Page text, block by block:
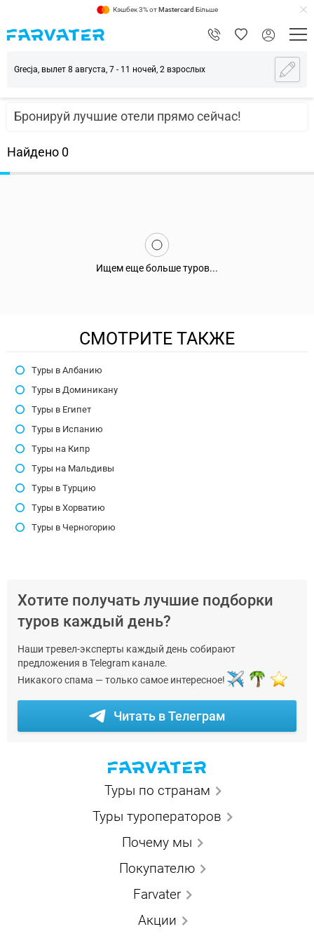
Кэшбек 3% отMastercard Більше
Grecja, вылет 8 августа, 7 - 11 ночей, 2 взрослых
Бронируй лучшие отели прямо сейчас!
Найдено 0
Ищем еще больше туров...
СМОТРИТЕ ТАКЖЕ
Туры в Албанию
Туры в Доминикану
Туры в Египет
Туры в Испанию
Туры на Кипр
Туры на Мальдивы
Туры в Турцию
Туры в Хорватию
Туры в Черногорию
Хотите получать лучшие подборки
туров каждый день?
Наши тревел-эксперты каждый день собирают
предложения в Telegram канале.
Никакого спама — только самое интересное!
Читать в Телеграм
Туры по странам
Туры туроператоров
Почему мы
Покупателю
Farvater
Акции